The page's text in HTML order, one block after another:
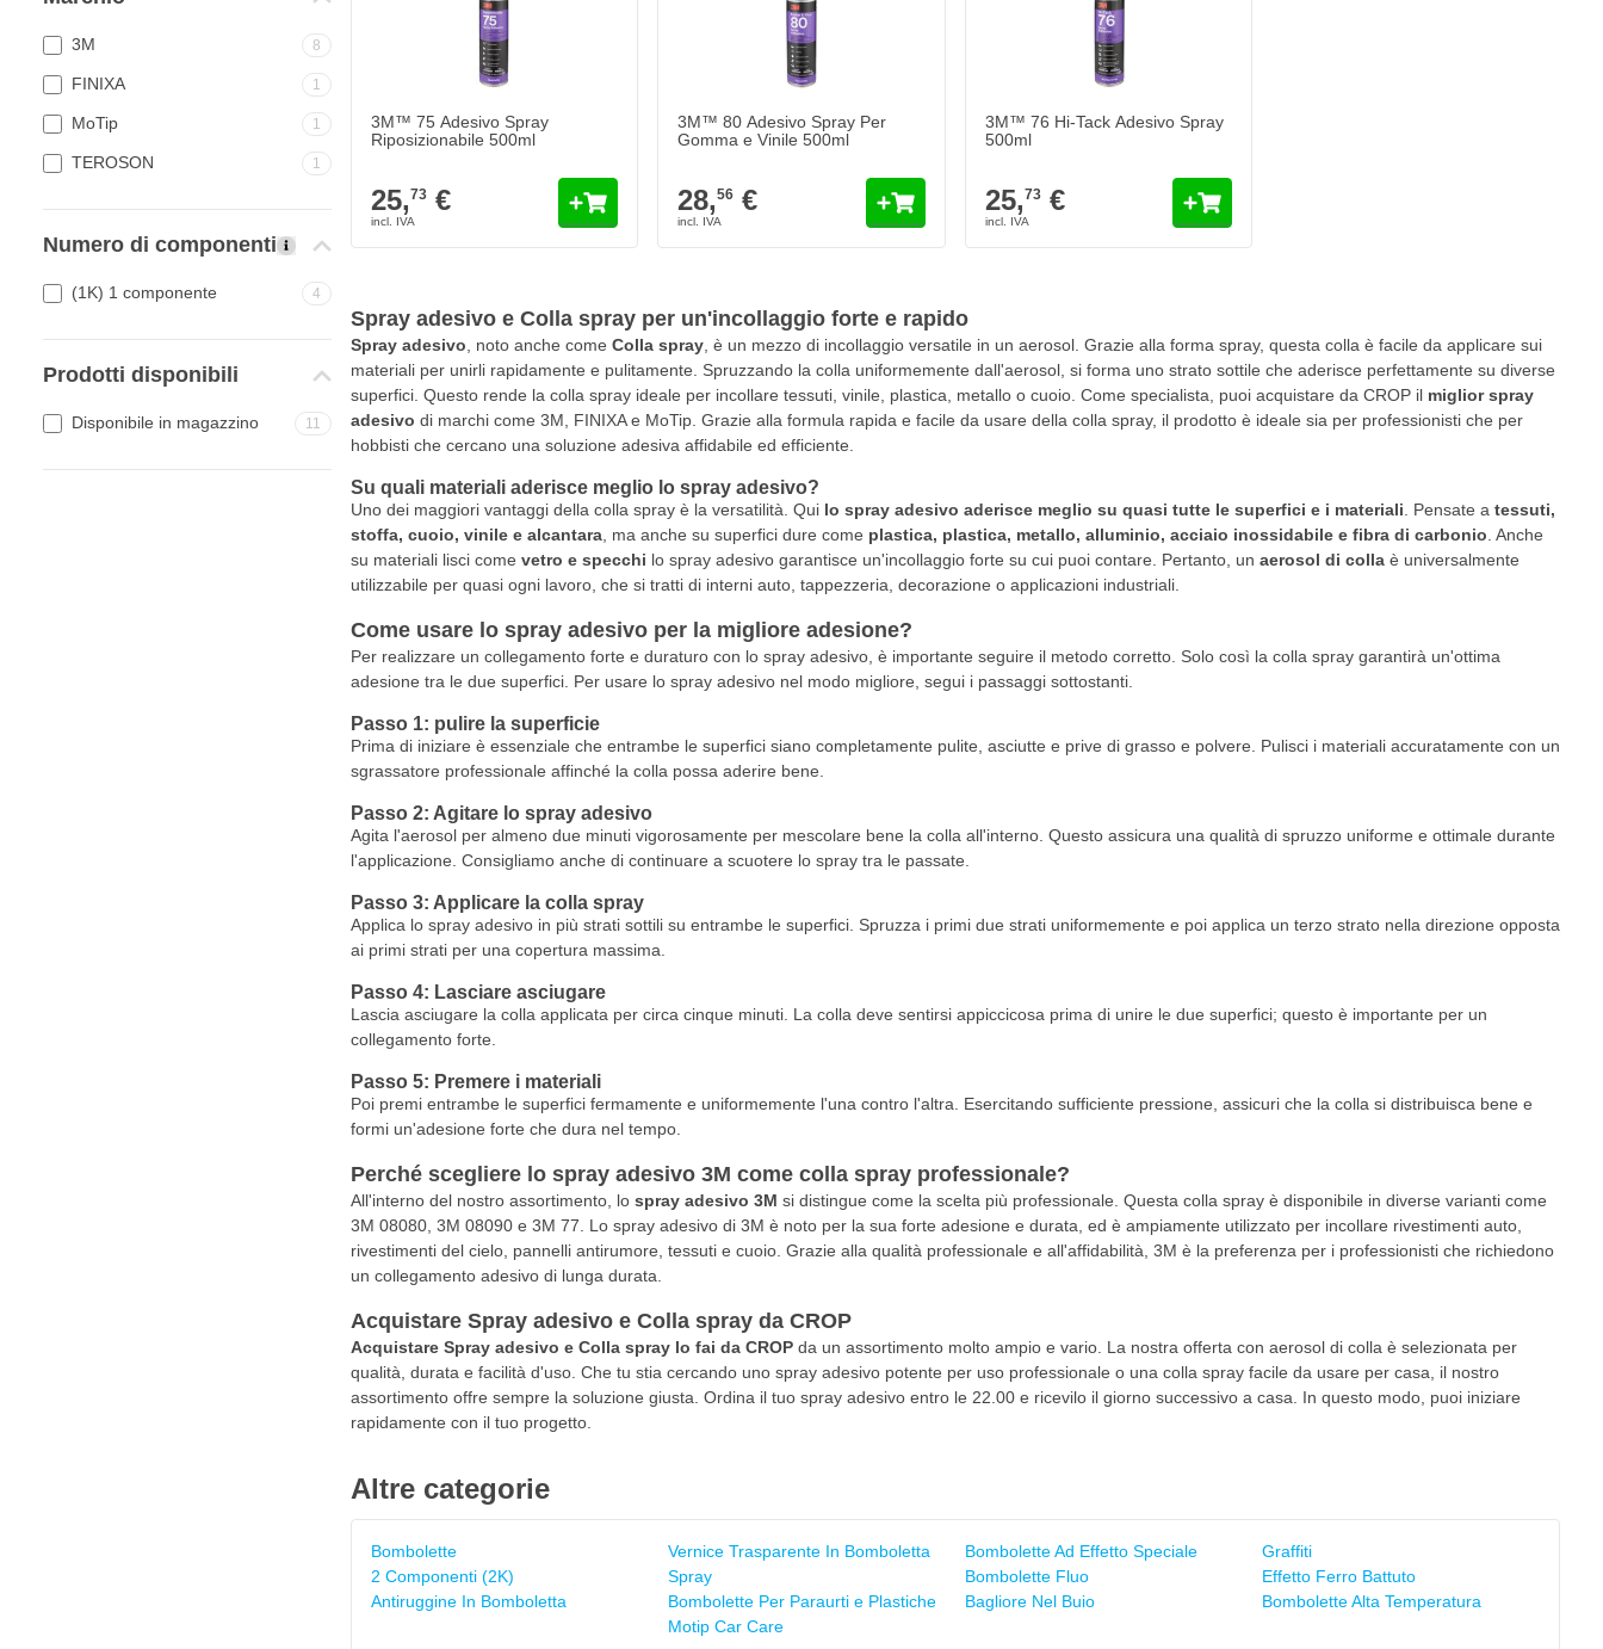
3M 8
FINIXA 1
MoTip 1
TEROSON 1
Numero di componenti
(1K) 1 componente 4
Prodotti disponibili
Disponibile in magazzino 11
3M™ 75 Adesivo Spray
Riposizionabile 500ml
25,73€
3M™ 80 Adesivo Spray Per
Gomma e Vinile 500ml
28,56 €
3M™ 76 Hi-Tack Adesivo Spray
500ml
25,73€
Spray adesivo e Colla spray per un'incollaggio forte e rapido
Spray adesivo , noto anche come Colla spray, è un mezzo di incollaggio versatile in un aerosol. Grazie alla forma spray, questa colla è facile da applicare sui
materiali per unirli rapidamente e pulitamente. Spruzzando la colla uniformemente dall'aerosol, si forma uno strato sottile che aderisce perfettamente su diverse
superfici. Questo rende la colla spray ideale per incollare tessuti, vinile, plastica, metallo o cuoio. Come specialista, puoi acquistare da CROP il miglior spray
adesivo di marchi come 3M, FINIXA e MoTip. Grazie alla formula rapida e facile da usare della colla spray, il prodotto è ideale sia per professionisti che per
hobbisti che cercano una soluzione adesiva affidabile ed efficiente.
Su quali materiali aderisce meglio lo spray adesivo?
Uno dei maggiori vantaggi della colla spray è la versatilità. Qui lo spray adesivo aderisce meglio su quasi tutte le superfici e i materiali . Pensate a tessuti,
stoffa, cuoio, vinile e alcantara, ma anche su superfici dure come plastica, plastica, metallo, alluminio, acciaio inossidabile e fibra di carbonio . Anche
su materiali lisci come vetro e specchi lo spray adesivo garantisce un'incollaggio forte su cui puoi contare. Pertanto, un aerosol di collaè universalmente
utilizzabile per quasi ogni lavoro, che si tratti di interni auto, tappezzeria, decorazione o applicazioni industriali.
Come usare lo spray adesivo per la migliore adesione?
Per realizzare un collegamento forte e duraturo con lo spray adesivo, è importante seguire il metodo corretto. Solo così la colla spray garantirà un'ottima
adesione tra le due superfici. Per usare lo spray adesivo nel modo migliore, segui i passaggi sottostanti.
Passo 1: pulire la superficie
Prima di iniziare è essenziale che entrambe le superfici siano completamente pulite, asciutte e prive di grasso e polvere. Pulisci i materiali accuratamente con un
sgrassatore professionale affinché la colla possa aderire bene.
Passo 2: Agitare lo spray adesivo
Agita l'aerosol per almeno due minuti vigorosamente per mescolare bene la colla all'interno. Questo assicura una qualità di spruzzo uniforme e ottimale durante
l'applicazione. Consigliamo anche di continuare a scuotere lo spray tra le passate.
Passo 3: Applicare la colla spray
Applica lo spray adesivo in più strati sottili su entrambe le superfici. Spruzza i primi due strati uniformemente e poi applica un terzo strato nella direzione opposta
ai primi strati per una copertura massima.
Passo 4: Lasciare asciugare
Lascia asciugare la colla applicata per circa cinque minuti. La colla deve sentirsi appiccicosa prima di unire le due superfici; questo è importante per un
collegamento forte.
Passo 5: Premere i materiali
Poi premi entrambe le superfici fermamente e uniformemente l'una contro l'altra. Esercitando sufficiente pressione, assicuri che la colla si distribuisca bene e
formi un'adesione forte che dura nel tempo.
Perché scegliere lo spray adesivo 3M come colla spray professionale?
All'interno del nostro assortimento, lo spray adesivo 3M si distingue come la scelta più professionale. Questa colla spray è disponibile in diverse varianti come
3M 08080, 3M 08090 e 3M 77. Lo spray adesivo di 3M è noto per la sua forte adesione e durata, ed è ampiamente utilizzato per incollare rivestimenti auto,
rivestimenti del cielo, pannelli antirumore, tessuti e cuoio. Grazie alla qualità professionale e all'affidabilità, 3M è la preferenza per i professionisti che richiedono
un collegamento adesivo di lunga durata.
Acquistare Spray adesivo e Colla spray da CROP
Acquistare Spray adesivo e Colla spray lo fai da CROPda un assortimento molto ampio e vario. La nostra offerta con aerosol di colla è selezionata per
qualità, durata e facilità d'uso. Che tu stia cercando uno spray adesivo potente per uso professionale o una colla spray facile da usare per casa, il nostro
assortimento offre sempre la soluzione giusta. Ordina il tuo spray adesivo entro le 22.00 e ricevilo il giorno successivo a casa. In questo modo, puoi iniziare
rapidamente con il tuo progetto.
Altre categorie
Bombolette
2 Componenti (2K)
Antiruggine In Bomboletta
Vernice Trasparente In Bomboletta
Spray
Bombolette Per Paraurti e Plastiche
Motip Car Care
Bombolette Ad Effetto Speciale
Bombolette Fluo
Bagliore Nel Buio
Graffiti
Effetto Ferro Battuto
Bombolette Alta Temperatura